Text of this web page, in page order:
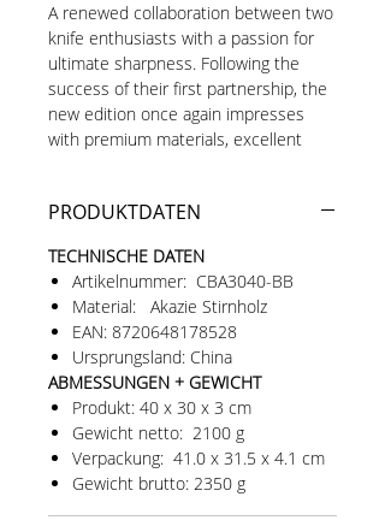
A renewed collaboration between two
knife enthusiasts with a passion for
ultimate sharpness. Following the
success of their first partnership, the
new edition once again impresses
with premium materials, excellent
oiledACACIA END GRAIN WOOD
exceptionally gentle on knife
blades and self-healing from cuts
in the surface. The acacia species
Acacia auriculiformisis hard
enough to prevent sharp blades
from biting into the wood, yet soft
enough to protect the edge from
excessive wear. Acacia is low-
maintenance and naturally
antibacterial.
PRODUKTDATEN
TECHNISCHE DATEN
Artikelnummer: CBA3040-BB
Material: Akazie Stirnholz
EAN: 8720648178528
Ursprungsland: China
ABMESSUNGEN + GEWICHT
Produkt: 40 x 30 x 3 cm
Gewicht netto: 2100 g
Verpackung: 41.0 x 31.5 x 4.1 cm
Gewicht brutto: 2350 g